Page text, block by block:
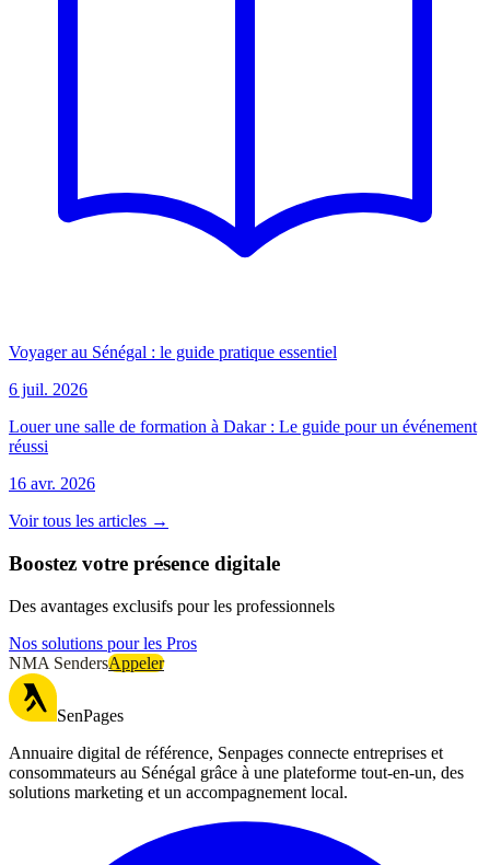
Voyager au Sénégal : le guide pratique essentiel
6 juil. 2026
Louer une salle de formation à Dakar : Le guide pour un événement
réussi
16 avr. 2026
Voir tous les articles →
Boostez votre présence digitale
Des avantages exclusifs pour les professionnels
Nos solutions pour les Pros
NMA SendersAppeler
SenPages
Annuaire digital de référence, Senpages connecte entreprises et
consommateurs au Sénégal grâce à une plateforme tout-en-un, des
solutions marketing et un accompagnement local.